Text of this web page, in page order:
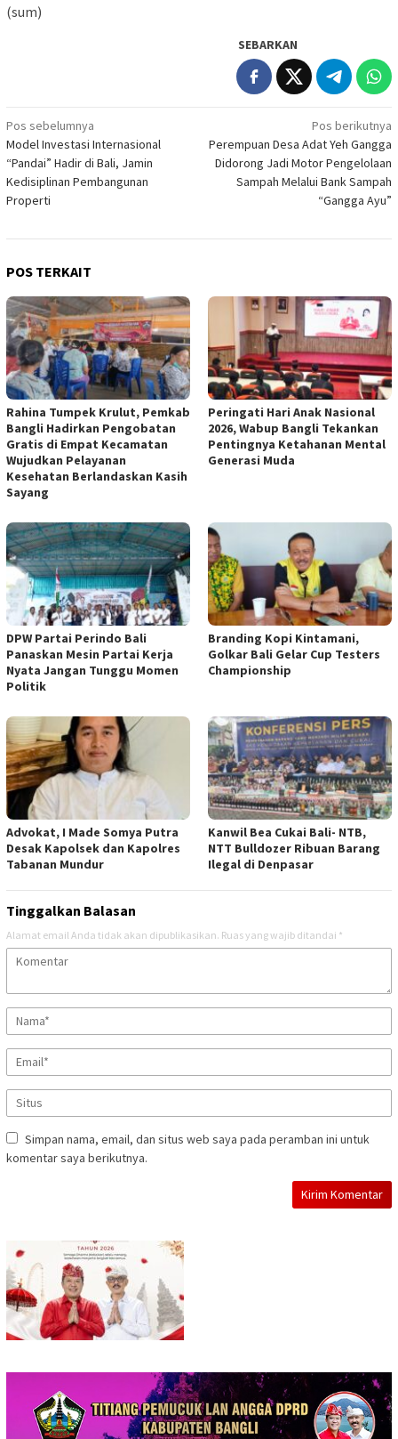
(sum)
SEBARKAN
Navigasi
pos
Pos sebelumnya
Model Investasi Internasional
“Pandai” Hadir di Bali, Jamin
Kedisiplinan Pembangunan
Properti
Pos berikutnya
Perempuan Desa Adat Yeh Gangga
Didorong Jadi Motor Pengelolaan
Sampah Melalui Bank Sampah
“Gangga Ayu”
POS TERKAIT
Rahina Tumpek Krulut, Pemkab
Bangli Hadirkan Pengobatan
Gratis di Empat Kecamatan
Wujudkan Pelayanan
Kesehatan Berlandaskan Kasih
Sayang
Peringati Hari Anak Nasional
2026, Wabup Bangli Tekankan
Pentingnya Ketahanan Mental
Generasi Muda
DPW Partai Perindo Bali
Panaskan Mesin Partai Kerja
Nyata Jangan Tunggu Momen
Politik
Branding Kopi Kintamani,
Golkar Bali Gelar Cup Testers
Championship
Advokat, I Made Somya Putra
Desak Kapolsek dan Kapolres
Tabanan Mundur
Kanwil Bea Cukai Bali- NTB,
NTT Bulldozer Ribuan Barang
Ilegal di Denpasar
Tinggalkan Balasan
Alamat email Anda tidak akan dipublikasikan. Ruas yang wajib ditandai *
Simpan nama, email, dan situs web saya pada peramban ini untuk
komentar saya berikutnya.